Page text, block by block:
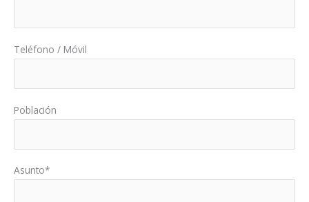
Teléfono / Móvil
Población
Asunto*